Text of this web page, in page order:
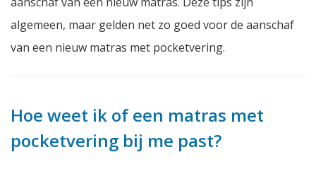
algemeen, maar gelden net zo goed voor de aanschaf
van een nieuw matras met pocketvering.
Hoe weet ik of een matras met
pocketvering bij me past?